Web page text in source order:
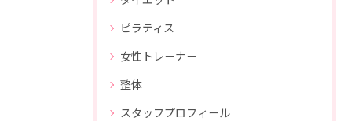
ピラティス
女性トレーナー
整体
スタッフプロフィール